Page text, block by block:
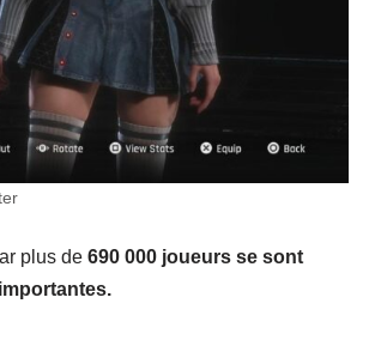
plus de 690 000 joueurs se sont